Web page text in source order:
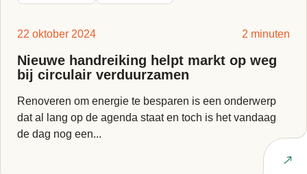
22 oktober 2024 2 minuten
Nieuwe handreiking helpt markt op weg
bij circulair verduurzamen
Renoveren om energie te besparen is een onderwerp
dat al lang op de agenda staat en toch is het vandaag
de dag nog een...
Lees artikel